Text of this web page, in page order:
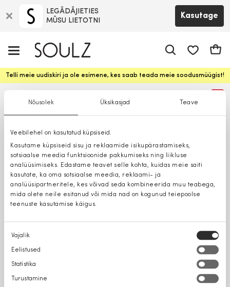
Nõusolek Üksikasjad Teave
Veebilehel on kasutatud küpsiseid.
Kasutame küpsiseid sisu ja reklaamide isikupärastamiseks,
sotsiaalse meedia funktsioonide pakkumiseks ning liikluse
analüüsimiseks. Edastame teavet selle kohta, kuidas meie saiti
kasutate, ka oma sotsiaalse meedia, reklaami- ja
analüüsipartneritele, kes võivad seda kombineerida muu teabega,
mida olete neile esitanud või mida nad on kogunud teiepoolse
teenuste kasutamise käigus.
Nõusoleku
valik
Vajalik
Eelistused
Statistika
Turustamine
LEGĀDĀJIETIES
MŪSU LIETOTNI
Kasutage
Telli meie uudiskiri ja ole esimene, kes saab teada meie soodusmüügist!